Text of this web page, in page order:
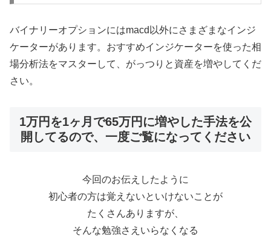
バイナリーオプションにはmacd以外にさまざまなインジ
ケーターがあります。おすすめインジケーターを使った相
場分析法をマスターして、がっつりと資産を増やしてくだ
さい。
1万円を1ヶ月で65万円に増やした手法を公
開してるので、一度ご覧になってください
今回のお伝えしたように
初心者の方は覚えないといけないことが
たくさんありますが、
そんな勉強さえいらなくなる